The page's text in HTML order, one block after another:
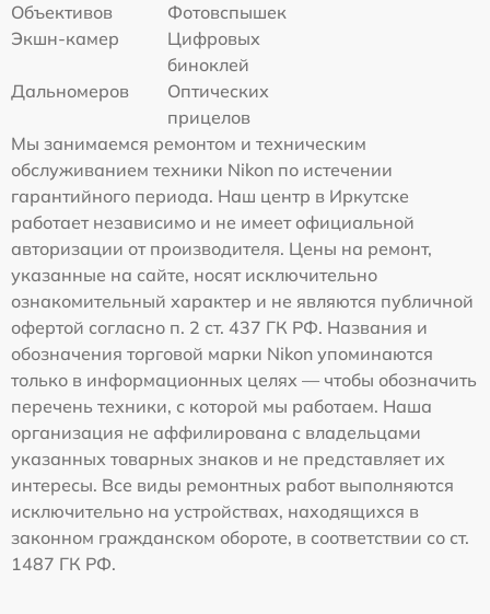
Объективов
Фотовспышек
Экшн-камер
Цифровых
биноклей
Дальномеров
Оптических
прицелов
Мы занимаемся ремонтом и техническим
обслуживанием техники Nikon по истечении
гарантийного периода. Наш центр в Иркутске
работает независимо и не имеет официальной
авторизации от производителя. Цены на ремонт,
указанные на сайте, носят исключительно
ознакомительный характер и не являются публичной
офертой согласно п. 2 ст. 437 ГК РФ. Названия и
обозначения торговой марки Nikon упоминаются
только в информационных целях — чтобы обозначить
перечень техники, с которой мы работаем. Наша
организация не аффилирована с владельцами
указанных товарных знаков и не представляет их
интересы. Все виды ремонтных работ выполняются
исключительно на устройствах, находящихся в
законном гражданском обороте, в соответствии со ст.
1487 ГК РФ.